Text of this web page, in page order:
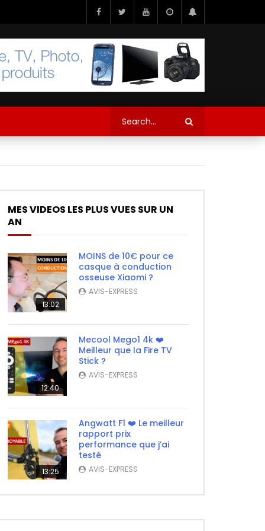
MES VIDEOS LES PLUS VUES SUR UN
AN
13:02
MOINS de 10€ pour ce
casque à conduction
osseuse Xiaomi ?
AVIS-EXPRESS
12:40
Mecool Mego1 4k ❤️
Meilleur que la Fire TV
Stick ?
AVIS-EXPRESS
13:25
Angwatt F1 ❤️ Le meilleur
rapport prix
performance que j’ai
testé
AVIS-EXPRESS